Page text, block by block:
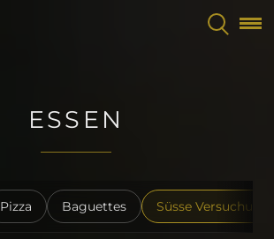
ESSEN
Pizza Baguettes Süsse Versuchung